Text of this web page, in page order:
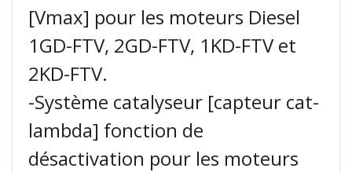
[Vmax] pour les moteurs Diesel
1GD-FTV, 2GD-FTV, 1KD-FTV et
2KD-FTV.
-Système catalyseur [capteur cat-
lambda] fonction de
désactivation pour les moteurs